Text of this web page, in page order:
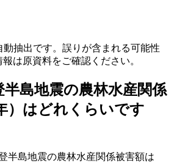
抽出です。誤りが含まれる可能性
報は原資料をご確認ください。
半島地震の農林水産関係
）はどれくらいです
半島地震の農林水産関係被害額は